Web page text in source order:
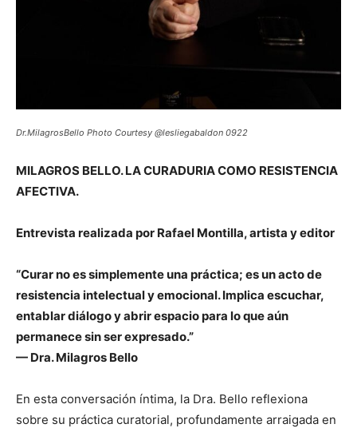
Dr.MilagrosBello Photo Courtesy @lesliegabaldon 0922
MILAGROS BELLO. LA CURADURIA COMO RESISTENCIA
AFECTIVA.
Entrevista realizada por Rafael Montilla, artista y editor
“Curar no es simplemente una práctica; es un acto de
resistencia intelectual y emocional. Implica escuchar,
entablar diálogo y abrir espacio para lo que aún
permanece sin ser expresado.”
— Dra. Milagros Bello
En esta conversación íntima, la Dra. Bello reflexiona
sobre su práctica curatorial, profundamente arraigada en